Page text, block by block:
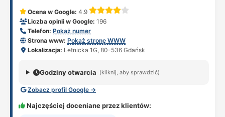
Ocena w Google: 4.9
Liczba opinii w Google: 196
Telefon: Pokaż numer
Strona www: Pokaż stronę WWW
Lokalizacja: Letnicka 1G, 80-536 Gdańsk
Godziny otwarcia (kliknij, aby sprawdzić)
Zobacz profil Google →
Najczęściej doceniane przez klientów: